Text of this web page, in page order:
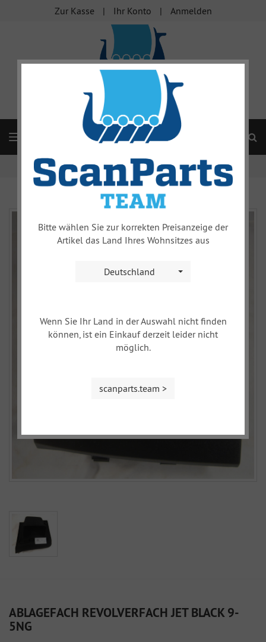
Zur Kasse Ihr Konto Anmelden
Startseite
ABLAGEFACH REVOLVERFACH JET BLACK 9-5NG
ABLAGEFACH REVOLVERFACH JET BLACK 9-
5NG
Bitte wählen Sie zur korrekten Preisanzeige der
Artikel das Land Ihres Wohnsitzes aus
Deutschland
Wenn Sie Ihr Land in der Auswahl nicht finden
können, ist ein Einkauf derzeit leider nicht
möglich.
scanparts.team >